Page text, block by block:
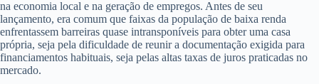
na economia local e na geração de empregos. Antes de seu
lançamento, era comum que faixas da população de baixa renda
enfrentassem barreiras quase intransponíveis para obter uma casa
própria, seja pela dificuldade de reunir a documentação exigida para
financiamentos habituais, seja pelas altas taxas de juros praticadas no
mercado.